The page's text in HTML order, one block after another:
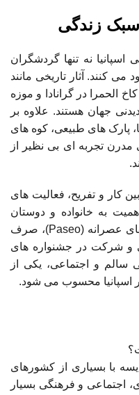
زندگی
نه تنها گردشگران
کنند. آثار تاریخی مانند
الحمرا در گرانادا و موزه
جهان هستند. علاوه بر
ساحل زیبا، پارک های طبیعی، کوه های
تجربه ای بی نظیر از
کار و تفریح، فعالیت های
به خانواده و دوستان
است. زندگی روزمره با پیاده روی های عصرانه (Paseo)، صرف
و شرکت در جشنواره های
و اجتماعی، یکی از
اسپانیا محسوب می شود.
با بسیاری از کشورهای
اجتماعی و فرهنگی بسیار